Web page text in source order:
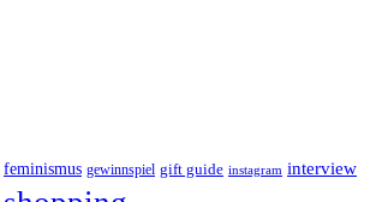
feminismus gewinnspiel gift guide instagram interview